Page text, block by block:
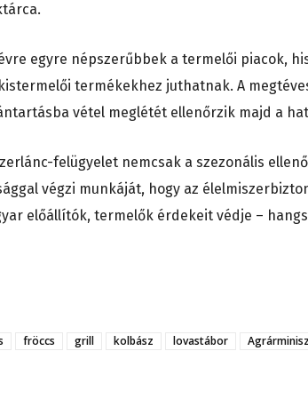
egyre népszerűbbek a termelői piacok,
termékekhez juthatnak. A
vétel meglétét ellenőrzik majd a
felügyelet nemcsak a szezonális
végzi munkáját, hogy az
előállítók, termelők érdekeit védje –
fröccs grill kolbász lovastábor